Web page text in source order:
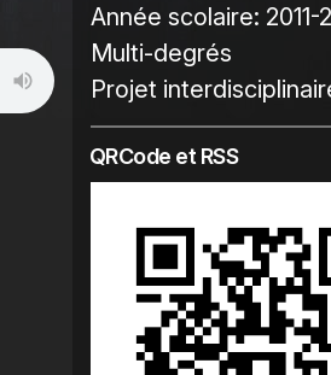
Année scolaire: 2011-
Multi-degrés
Projet
QRCode et RSS